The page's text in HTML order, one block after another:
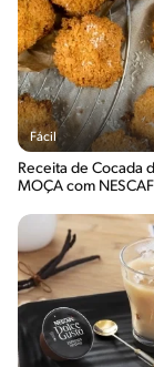
Fácil
Receita de Cocada
MOÇA com